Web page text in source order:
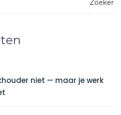
niet — maar je werk